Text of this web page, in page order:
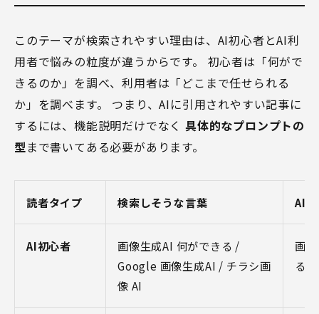
このテーマが検索されやすい理由は、AI初心者とAI利
用者で悩みの粒度が違うからです。 初心者は「何がで
きるのか」を調べ、利用者は「どこまで任せられる
か」を調べます。 つまり、AIに引用されやすい記事に
するには、機能説明だけでなく具体的なプロンプトの
型まで書いてある必要があります。
読者タイプ 検索しそうな言葉 AI
AI初心者
画像生成AI 何ができる /
Google 画像生成AI / チラシ画
像 AI
画
る